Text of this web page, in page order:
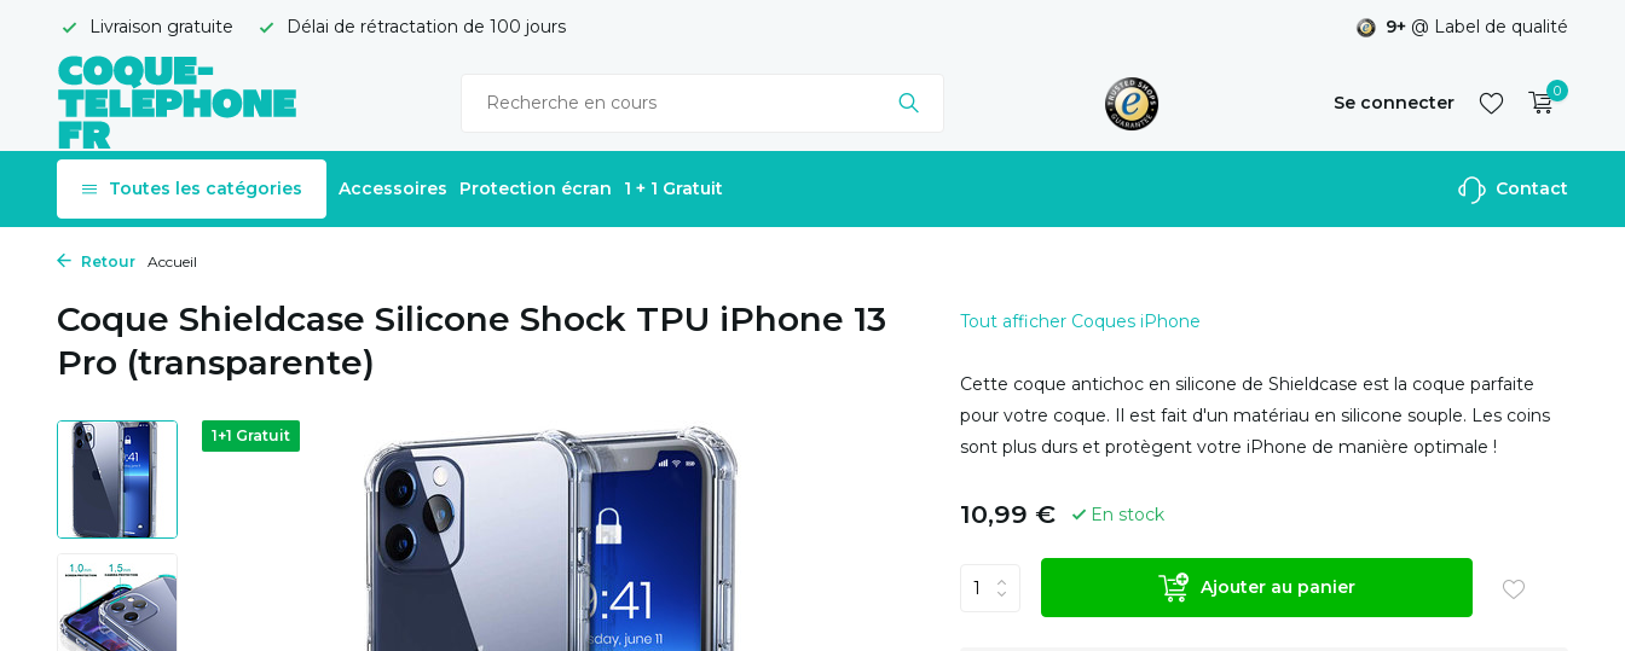
Livraison gratuite Délai de rétractation de 100 jours 9+ @ Label de qualité
Se connecter
S'inscrire
0
Toutes les catégories Accessoires Protection écran 1 + 1 Gratuit Contact
Retour Accueil
Coque Shieldcase Silicone Shock TPU iPhone 13
Pro (transparente)
1+1 Gratuit
Tout afficher Coques iPhone
Cette coque antichoc en silicone de Shieldcase est la coque parfaite
pour votre coque. Il est fait d'un matériau en silicone souple. Les coins
sont plus durs et protègent votre iPhone de manière optimale !
10,99 € En stock
Ajouter au panier